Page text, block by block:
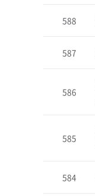
588
587
586
585
584